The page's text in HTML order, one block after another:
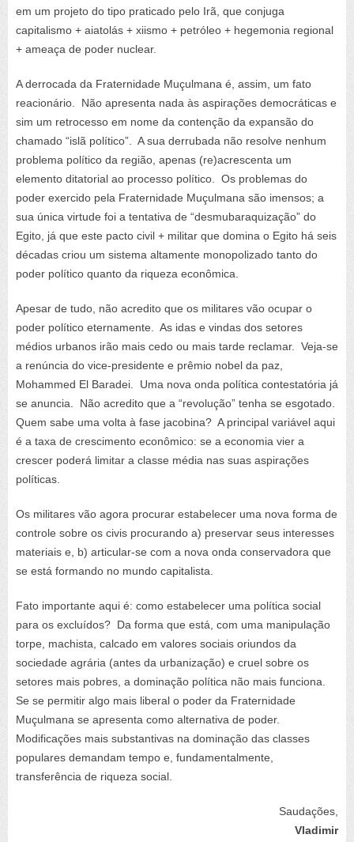
em um projeto do tipo praticado pelo Irã, que conjuga
capitalismo + aiatolás + xiismo + petróleo + hegemonia regional
+ ameaça de poder nuclear.
A derrocada da Fraternidade Muçulmana é, assim, um fato
reacionário. Não apresenta nada às aspirações democráticas e
sim um retrocesso em nome da contenção da expansão do
chamado “islã político”. A sua derrubada não resolve nenhum
problema político da região, apenas (re)acrescenta um
elemento ditatorial ao processo político. Os problemas do
poder exercido pela Fraternidade Muçulmana são imensos; a
sua única virtude foi a tentativa de “desmubaraquização” do
Egito, já que este pacto civil + militar que domina o Egito há seis
décadas criou um sistema altamente monopolizado tanto do
poder político quanto da riqueza econômica.
Apesar de tudo, não acredito que os militares vão ocupar o
poder político eternamente. As idas e vindas dos setores
médios urbanos irão mais cedo ou mais tarde reclamar. Veja-se
a renúncia do vice-presidente e prêmio nobel da paz,
Mohammed El Baradei. Uma nova onda política contestatória já
se anuncia. Não acredito que a “revolução” tenha se esgotado.
Quem sabe uma volta à fase jacobina? A principal variável aqui
é a taxa de crescimento econômico: se a economia vier a
crescer poderá limitar a classe média nas suas aspirações
políticas.
Os militares vão agora procurar estabelecer uma nova forma de
controle sobre os civis procurando a) preservar seus interesses
materiais e, b) articular-se com a nova onda conservadora que
se está formando no mundo capitalista.
Fato importante aqui é: como estabelecer uma política social
para os excluídos? Da forma que está, com uma manipulação
torpe, machista, calcado em valores sociais oriundos da
sociedade agrária (antes da urbanização) e cruel sobre os
setores mais pobres, a dominação política não mais funciona.
Se se permitir algo mais liberal o poder da Fraternidade
Muçulmana se apresenta como alternativa de poder.
Modificações mais substantivas na dominação das classes
populares demandam tempo e, fundamentalmente,
transferência de riqueza social.
Saudações,
Vladimir